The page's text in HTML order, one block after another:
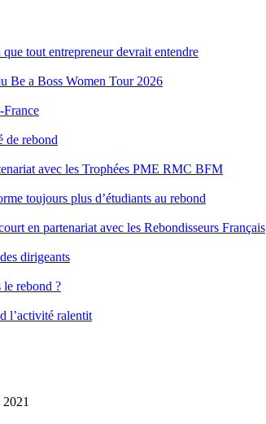
tout entrepreneur devrait entendre
Be a Boss Women Tour 2026
France
de rebond
avec les Trophées PME RMC BFM
toujours plus d’étudiants au rebond
en partenariat avec les Rebondisseurs Français
dirigeants
le rebond ?
l’activité ralentit